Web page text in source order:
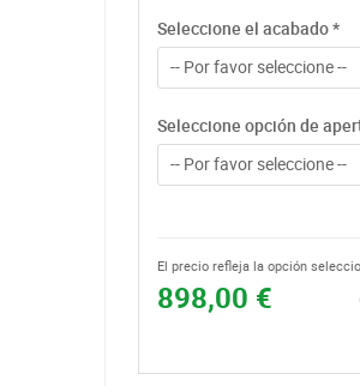
Seleccione el acabado*
-- Por favor seleccione --
Seleccione opción de
-- Por favor seleccione --
898,00 €
El precio refleja la opción